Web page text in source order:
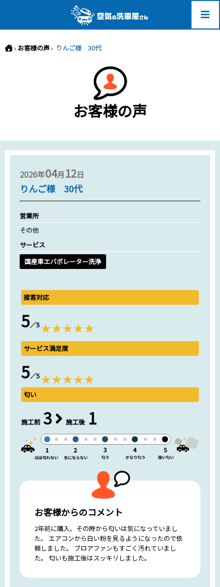
› お客様の声› りんご様 30代
お客様の声
2026年04月12日
りんご様 30代
営業所
その他
サービス
国産車エバポレーター洗浄
接客対応
5／5
サービス満足度
5／5
匂い
施工前 3 施工後 1
お客様からのコメント
2年前に購入、その時から匂いは気になっていまし
た。 エアコンから白い粉を見るようになったので依
頼しました。 ブロアファンもすごく汚れていまし
た。 匂いも施工後はスッキリしました。